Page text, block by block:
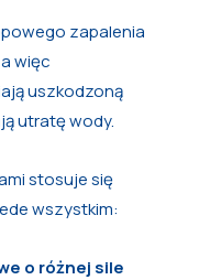
zapalenia
więc
uszkodzoną
utratę wody.
stosuje się
wszystkim:
o różnej sile